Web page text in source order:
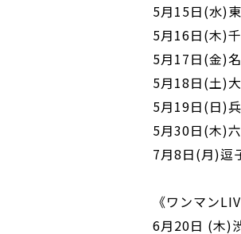
5月15日(水)
5月16日(木)
5月17日(金)
5月18日(土)
5月19日(日)
5月30日(木)
7月8日(月)逗
《ワンマン
6月20日 (木)